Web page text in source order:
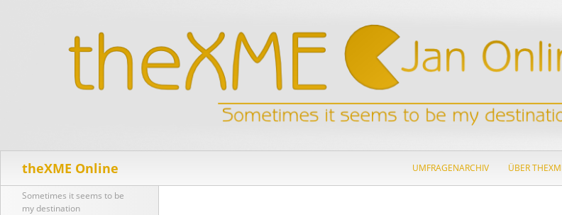
theXME Online
UMFRAGENARCHIV
ÜBER
Sometimes it seems to be
my destination